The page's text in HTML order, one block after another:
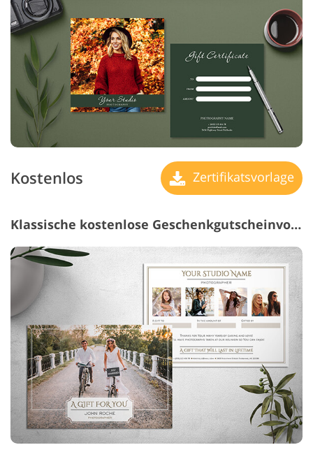
Kostenlos Zertifikatsvorlage
Klassische kostenlose Geschenkgutscheinvorlage